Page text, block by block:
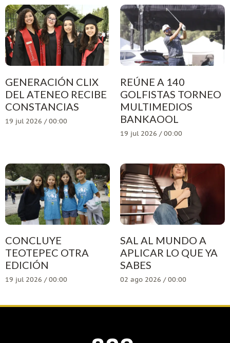
GENERACIÓN CLIX
DEL ATENEO RECIBE
CONSTANCIAS
19 jul 2026 / 00:00
REÚNE A 140
GOLFISTAS TORNEO
MULTIMEDIOS
BANKAOOL
19 jul 2026 / 00:00
CONCLUYE
TEOTEPEC OTRA
EDICIÓN
19 jul 2026 / 00:00
SAL AL MUNDO A
APLICAR LO QUE YA
SABES
02 ago 2026 / 00:00